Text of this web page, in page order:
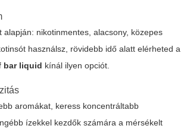
alapján: nikotinmentes, alacsony, közepes
használsz, rövidebb idő alatt elérheted a
bar liquid kínál ilyen opciót.
aromákat, keress koncentráltabb
ízekkel kezdők számára a mérsékelt